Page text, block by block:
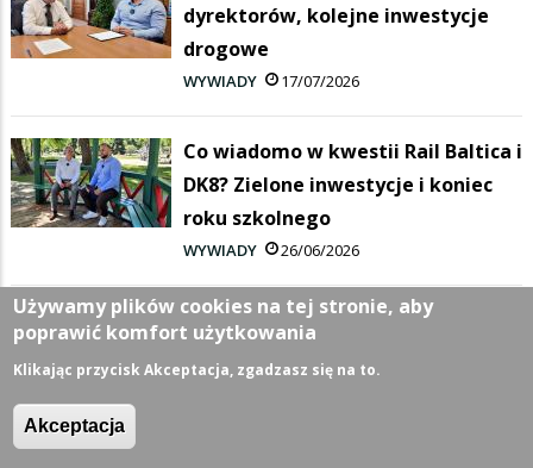
dyrektorów, kolejne inwestycje
drogowe
WYWIADY 17/07/2026
Co wiadomo w kwestii Rail Baltica i
DK8? Zielone inwestycje i koniec
roku szkolnego
WYWIADY 26/06/2026
Największa inwestycja w historii
Suwałk i Budżet Obywatelski -
Videopodcast z Ratusza
Używamy plików cookies na tej stronie, aby
poprawić komfort użytkowania
Klikając przycisk Akceptacja, zgadzasz się na to.
Akceptacja